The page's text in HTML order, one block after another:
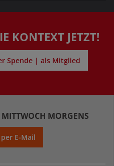
KONTEXT JETZT!
Spende | als Mitglied
MORGENS
per E-Mail